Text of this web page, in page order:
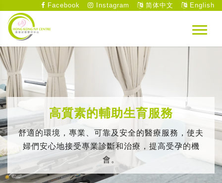
Facebook Instagram 简体中文 English
高質素的輔助生育服務
舒適的環境，專業、可靠及安全的醫療服務，使夫
婦們安心地接受專業診斷和治療，提高受孕的機
會。